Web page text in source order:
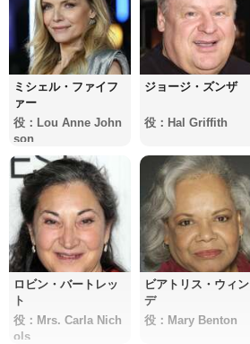
ミシェル・ファイフ
ァー
役：Lou Anne John
son
ジョージ・ズンザ
役：Hal Griffith
ロビン・バートレッ
ト
役：Mrs. Carla Nich
ols
ビアトリス・ウィン
デ
役：Mary Benton